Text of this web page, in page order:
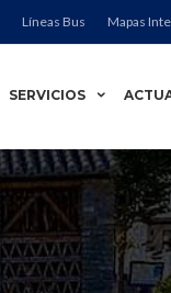
Líneas Bus Mapas
SERVICIOS